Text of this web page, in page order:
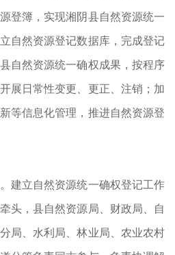
登簿，实现湘阴县自然资源统一
自然资源登记数据库，完成登记
自然资源统一确权成果，按程序
展日常性变更、更正、注销；加
等信息化管理，推进自然资源登
立自然资源统一确权登记工作
头，县自然资源局、财政局、自
局、水利局、林业局、农业农村